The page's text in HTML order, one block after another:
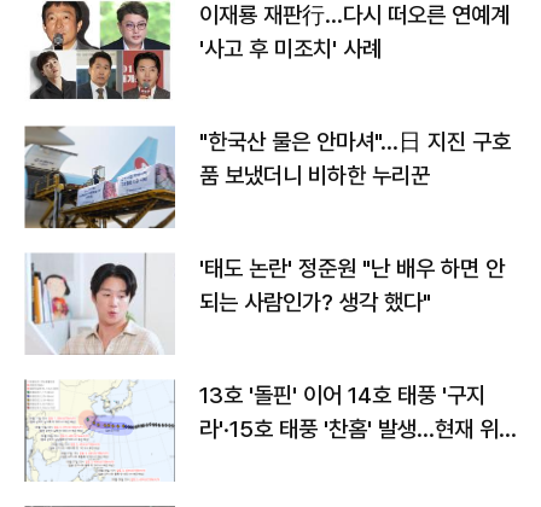
이재룡 재판行…다시 떠오른 연예계
'사고 후 미조치' 사례
"한국산 물은 안마셔"…日 지진 구호
품 보냈더니 비하한 누리꾼
'태도 논란' 정준원 "난 배우 하면 안
되는 사람인가? 생각 했다"
13호 '돌핀' 이어 14호 태풍 '구지
라'·15호 태풍 '찬홈' 발생…현재 위